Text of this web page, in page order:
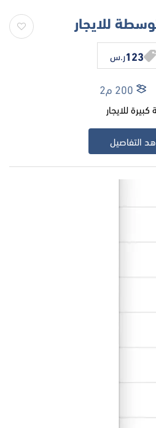
للايجار
123ر.س
200 م2
للايجار
التفاصيل